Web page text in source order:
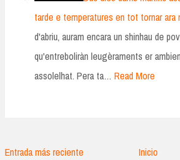
tarde e temperatures en tot tornar ara
d'abriu, auram encara un shinhau de
qu'entreboliràn leugèraments er
assolelhat. Pera ta… Read More
Entrada más reciente Inicio